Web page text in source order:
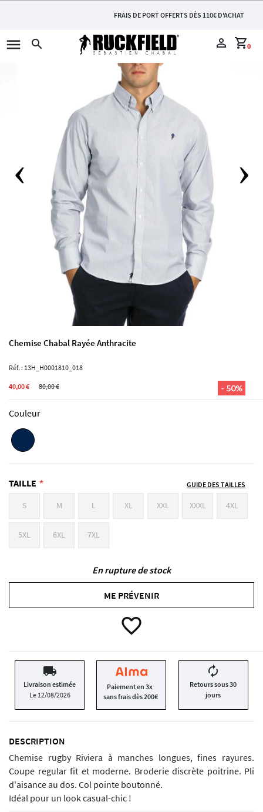
FRAIS DE PORT OFFERTS DÈS 110€ D'ACHAT
menu search perm_identity 0
shopping_cart
Chemise Chabal Rayée Anthracite
Réf. : 13H_H0001810_018
- 50%
40,00 € 80,00 €
Couleur
TAILLE GUIDE DES TAILLES
S M L XL XXL XXXL 4XL
5XL 6XL 7XL
En rupture de stock
ME PRÉVENIR
favorite_border
local_shipping
Livraison estimée
Le 12/08/2026
Paiement en 3x
sans frais dès 200€
autorenew
Retours sous 30
jours
DESCRIPTION
Chemise rugby Riviera à manches longues, fines rayures.
Coupe regular fit et moderne. Broderie discrète poitrine. Pli
d'aisance au dos. Col pointe boutonné.
Idéal pour un look casual-chic !